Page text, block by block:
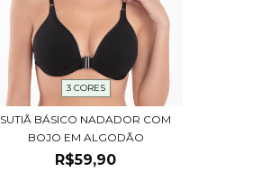
3 CORES
SUTIÃ BÁSICO NADADOR COM
BOJO EM ALGODÃO
R$59,90